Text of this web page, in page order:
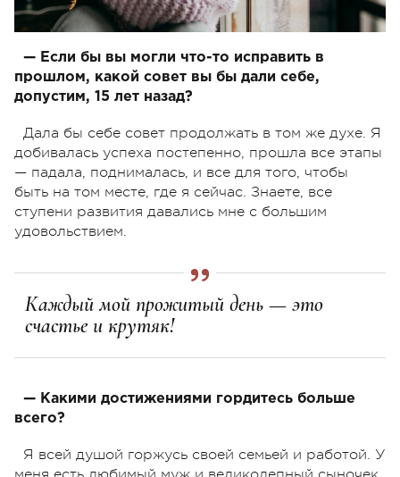
— Если бы вы могли что-то исправить в
прошлом, какой совет вы бы дали себе,
допустим, 15 лет назад?
Дала бы себе совет продолжать в том же духе. Я
добивалась успеха постепенно, прошла все этапы
— падала, поднималась, и все для того, чтобы
быть на том месте, где я сейчас. Знаете, все
ступени развития давались мне с большим
удовольствием.
Каждый мой прожитый день — это
счастье и крутяк!
— Какими достижениями гордитесь больше
всего?
Я всей душой горжусь своей семьей и работой. У